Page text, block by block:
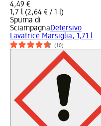
4,49 €
1,7 l (2,64 € / 1 l)
Spuma di
SciampagnaDetersivo
Lavatrice Marsiglia, 1,71 l
(10)